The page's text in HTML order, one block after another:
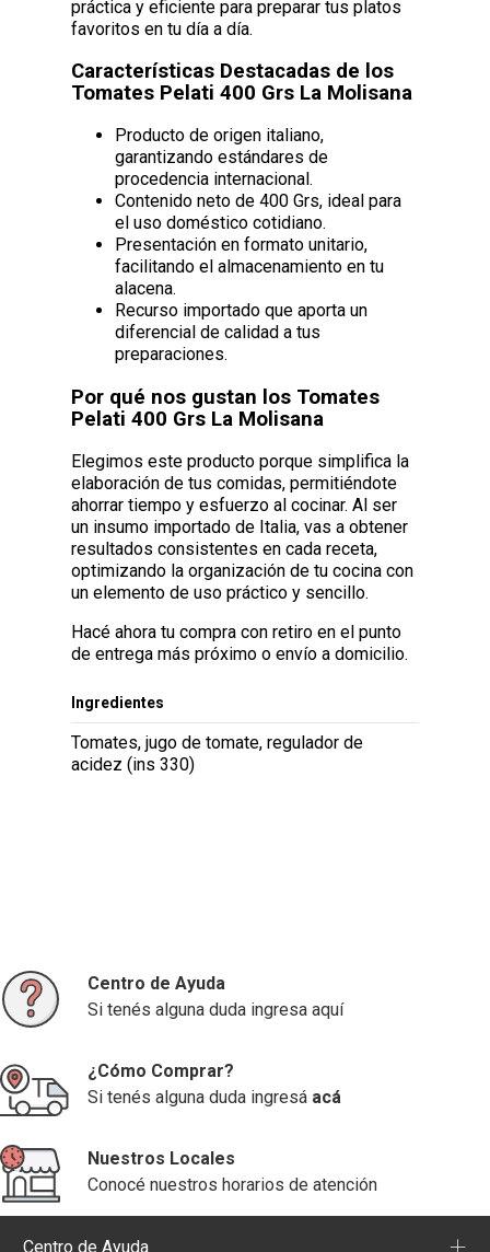
práctica y eficiente para preparar tus platos
favoritos en tu día a día.
Características Destacadas de los
Tomates Pelati 400 Grs La Molisana
Producto de origen italiano,
garantizando estándares de
procedencia internacional.
Contenido neto de 400 Grs, ideal para
el uso doméstico cotidiano.
Presentación en formato unitario,
facilitando el almacenamiento en tu
alacena.
Recurso importado que aporta un
diferencial de calidad a tus
preparaciones.
Por qué nos gustan los Tomates
Pelati 400 Grs La Molisana
Elegimos este producto porque simplifica la
elaboración de tus comidas, permitiéndote
ahorrar tiempo y esfuerzo al cocinar. Al ser
un insumo importado de Italia, vas a obtener
resultados consistentes en cada receta,
optimizando la organización de tu cocina con
un elemento de uso práctico y sencillo.
Hacé ahora tu compra con retiro en el punto
de entrega más próximo o envío a domicilio.
Ingredientes
Tomates, jugo de tomate, regulador de
acidez (ins 330)
Centro de Ayuda
Si tenés alguna duda ingresa aquí
¿Cómo Comprar?
Si tenés alguna duda ingresá acá
Nuestros Locales
Conocé nuestros horarios de atención
Centro de Ayuda